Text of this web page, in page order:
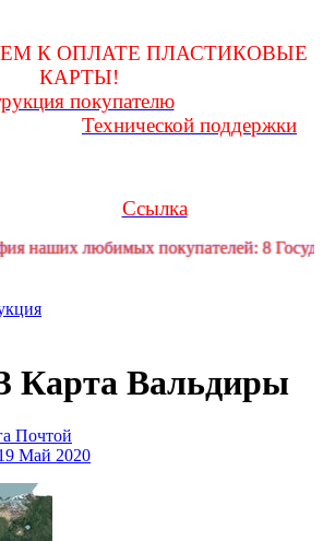
К ОПЛАТЕ ПЛАСТИКОВЫЕ
КАРТЫ!
покупателюЛюбые вопросы
Технической поддержки
Ссылка
наших любимых покупателей: 8
Карта Вальдиры
Почтой
Май 2020